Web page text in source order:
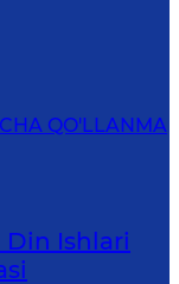
QO'LLANMA
Din Ishlаri